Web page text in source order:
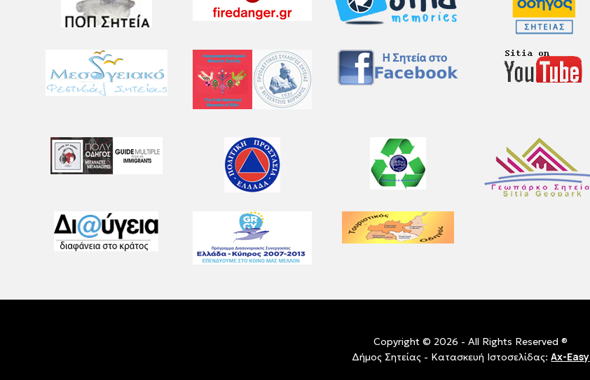
Copyright © 2026 - All Rights Reserved ®
Δήμος Σητείας - Κατασκευή Ιστοσελίδας:Ax-Easy